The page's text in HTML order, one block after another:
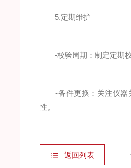
5.定期维护
-校验周期：制定定期校
-备件更换：关注仪器关
性。
返回列表